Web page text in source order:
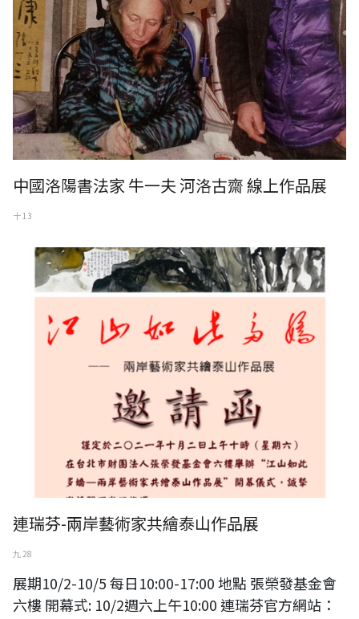
中國洛陽書法家 牛一夫 河洛古齋 線上作品展
十 13
連瑞芬-兩岸藝術家共繪泰山作品展
九 28
展期10/2-10/5 每日10:00-17:00 地點 張榮發基金會
六樓 開幕式: 10/2週六上午10:00 連瑞芬官方網站：